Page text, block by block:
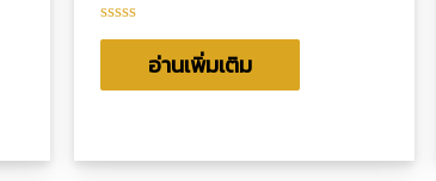
ให้
คะแนน
ตั้งแต่
อ่านเพิ่มเติม